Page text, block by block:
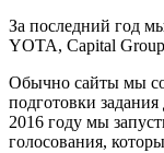
За последний год
YOTA, Capital
Обычно сайты мы
подготовки
2016 году мы
голосования,